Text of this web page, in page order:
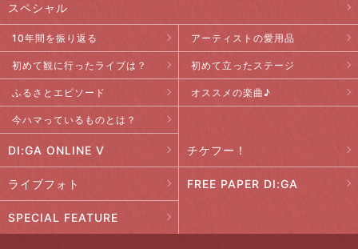
スペシャル
10年間を振り返る アーティストの愛用品
初めて観に行ったライブは？ 初めて立ったステージ
ふるさとエピソード オススメの楽曲♪
今ハマっているものとは？
DI:GA ONLINE V チケフー！
ライブフォト FREE PAPER DI:GA
SPECIAL FEATURE